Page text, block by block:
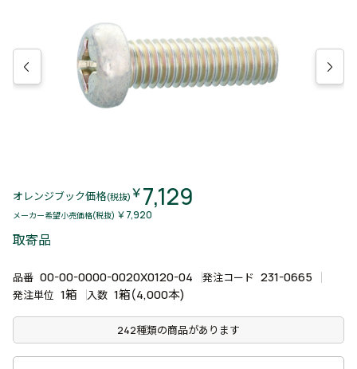
オレンジブック価格(税抜) ￥7,129
メーカー希望小売価格(税抜) ￥7,920
取寄品
品番 00-00-0000-0020X0120-04 発注コード 231-0665
発注単位 1箱 入数 1箱(4,000本)
242種類の商品があります